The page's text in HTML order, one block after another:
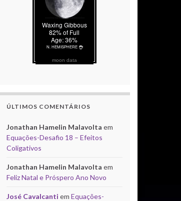
moon data
ÚLTIMOS COMENTÁRIOS
Jonathan Hamelin Malavolta em
Equações-Desafio 18 – Efeitos
Coligativos
Jonathan Hamelin Malavolta em
Feliz Natal e Próspero Ano Novo
José Cavalcanti em Equações-